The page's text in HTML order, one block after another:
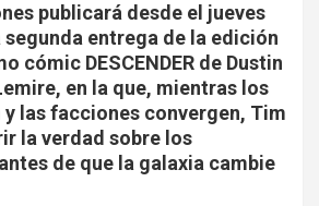
publicará desde el jueves
entrega de la edición
cómic DESCENDER de Dustin
en la que, mientras los
las facciones convergen, Tim
la verdad sobre los
de que la galaxia cambie